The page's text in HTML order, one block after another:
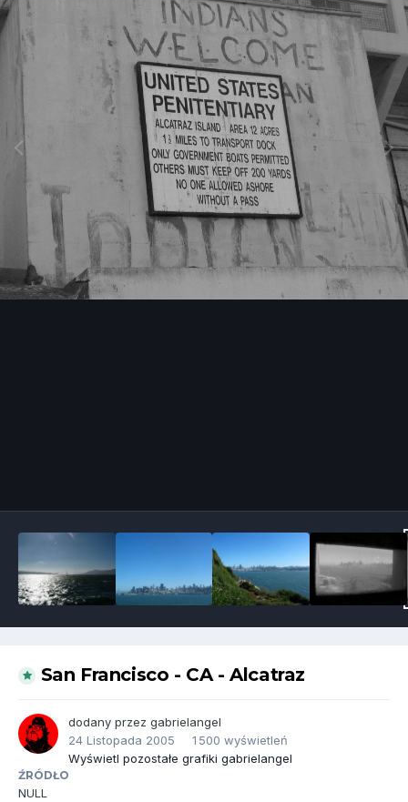
San Francisco - CA - Alcatraz
dodany przez gabrielangel
24 Listopada 2005
1 500 wyświetleń
Wyświetl pozostałe grafiki gabrielangel
ŹRÓDŁO
NULL